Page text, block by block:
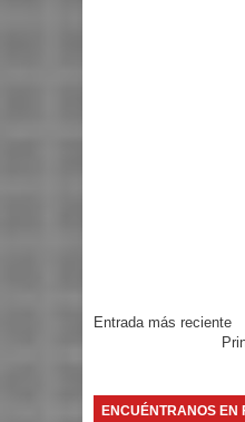
Entrada más reciente
ENCUÉNTRANOS EN